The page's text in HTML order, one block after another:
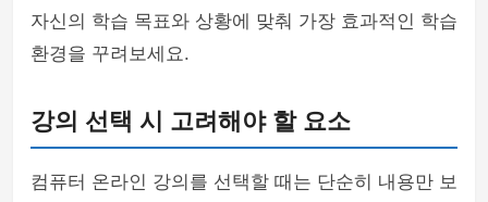
자신의 학습 목표와 상황에 맞춰 가장 효과적인 학습
환경을 꾸려보세요.
강의 선택 시 고려해야 할 요소
컴퓨터 온라인 강의를 선택할 때는 단순히 내용만 보